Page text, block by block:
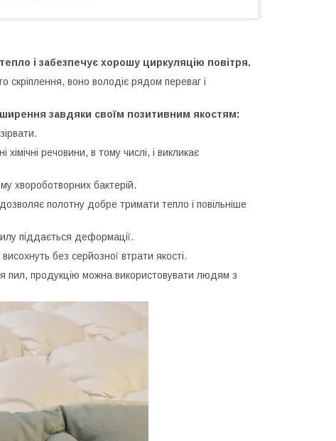
і забезпечує хорошу циркуляцію повітря.
воно володіє рядом переваг і
завдяки своїм позитивним якостям:
речовини, в тому числі, і викликає
хвороботворних бактерій.
полотну добре тримати тепло і повільніше
піддається деформації.
без серйозної втрати якості.
пил, продукцію можна використовувати людям з